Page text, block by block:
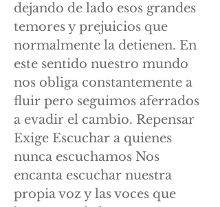
dejando de lado esos grandes
temores y prejuicios que
normalmente la detienen. En
este sentido nuestro mundo
nos obliga constantemente a
fluir pero seguimos aferrados
a evadir el cambio. Repensar
Exige Escuchar a quienes
nunca escuchamos Nos
encanta escuchar nuestra
propia voz y las voces que